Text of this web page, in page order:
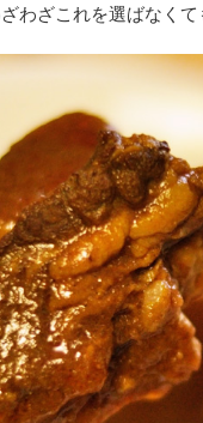
わざこれを選ばなく